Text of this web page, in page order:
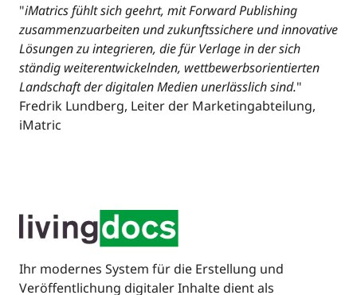
"iMatrics fühlt sich geehrt, mit Forward Publishing
zusammenzuarbeiten und zukunftssichere und innovative
Lösungen zu integrieren, die für Verlage in der sich
ständig weiterentwickelnden, wettbewerbsorientierten
Landschaft der digitalen Medien unerlässlich sind."
Fredrik Lundberg, Leiter der Marketingabteilung,
iMatric
Ihr modernes System für die Erstellung und
Veröffentlichung digitaler Inhalte dient als